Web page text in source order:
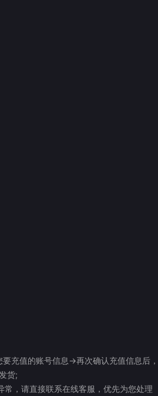
充值的账号信息->再次确认充值信息后
货;
，请直接联系在线客服，优先为您处理